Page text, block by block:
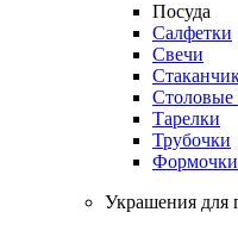
Посуда
Салфетки
Свечи
Тарелки
Трубочки
Формочки
Украшения для